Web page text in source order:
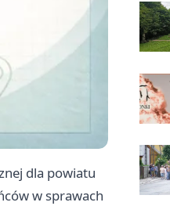
dla powiatu
w sprawach